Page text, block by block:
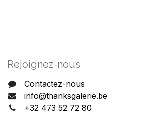
Rejoig​nez-nous
Contactez-nous
info@thanksgalerie.be
+32 473 52 72 80